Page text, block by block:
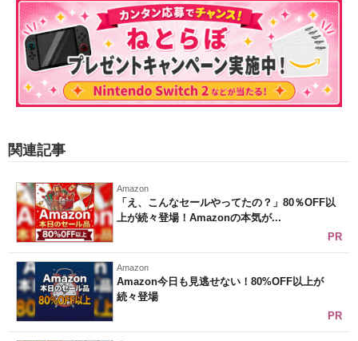
関連記事
Amazon
「え、こんなセールやってたの？」80％OFF以
上が続々登場！Amazonの本気が...
PR
Amazon
Amazon今日も見逃せない！80%OFF以上が
続々登場
PR